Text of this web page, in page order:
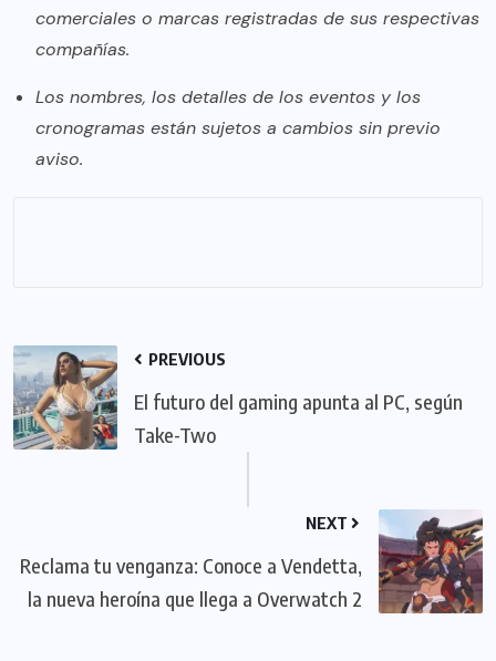
comerciales o marcas registradas de sus respectivas
compañías.
Los nombres, los detalles de los eventos y los
cronogramas están sujetos a cambios sin previo
aviso.
PREVIOUS
El futuro del gaming apunta al PC, según
Take-Two
NEXT
Reclama tu venganza: Conoce a Vendetta,
la nueva heroína que llega a Overwatch 2